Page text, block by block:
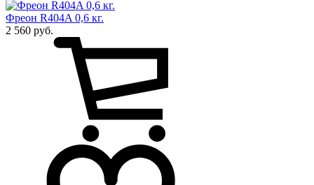
Фреон R404A 0,6 кг.
2 560 руб.